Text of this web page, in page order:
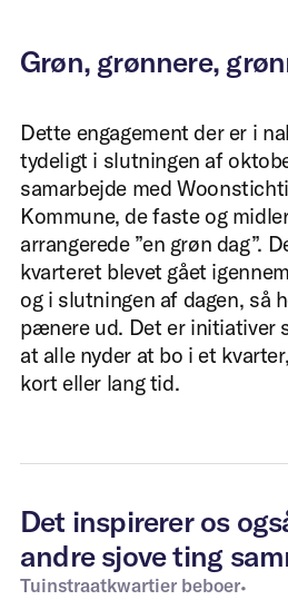
Grøn, grønnere,
Dette engagement der er i
tydeligt i slutningen af
samarbejde med
Kommune, de faste og
arrangerede ”en grøn dag”.
kvarteret blevet gået
og i slutningen af dagen, så
pænere ud. Det er initiativer
at alle nyder at bo i et
kort eller lang tid.
Det inspirerer os
andre sjove ting
Tuinstraatkwartier beboer•
Ja, jeg